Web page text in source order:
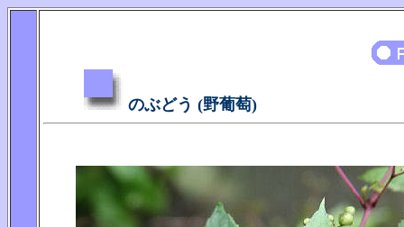
のぶどう (野葡萄)